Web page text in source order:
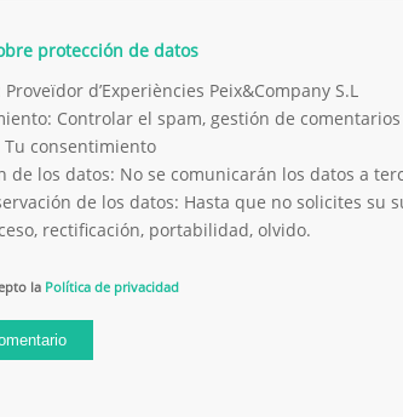
protección de datos
d’Experiències Peix&Company S.L
Controlar el spam, gestión de comentarios
Tu consentimiento
de los datos: No se comunicarán los datos a
de los datos: Hasta que no solicites su
rectificación, portabilidad, olvido.
la Política de privacidad